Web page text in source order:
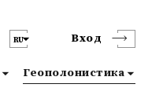
RU Вход
Геополонистика